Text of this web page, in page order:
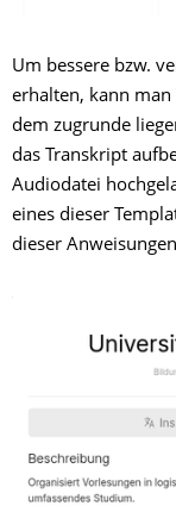
Um bessere bzw.
erhalten, kann man
dem zugrunde
das Transkript
Audiodatei
eines dieser
dieser